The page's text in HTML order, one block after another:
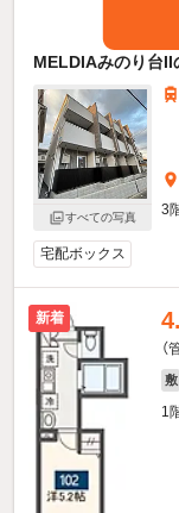
MELDIAみのり台II
すべての写真
3
宅配ボックス
新着
（
敷
1